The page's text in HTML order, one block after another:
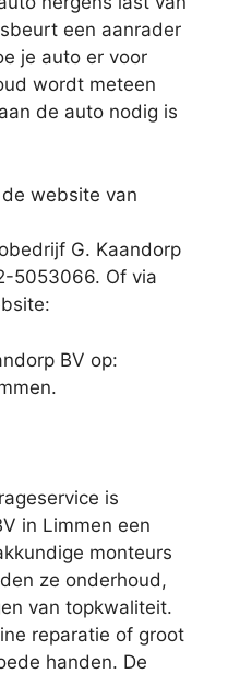
een aanrader
je auto er voor
wordt meteen
de auto nodig is
website van
G. Kaandorp
5053066. Of via
BV op:
is
in Limmen een
monteurs
ze onderhoud,
van topkwaliteit.
reparatie of groot
handen. De